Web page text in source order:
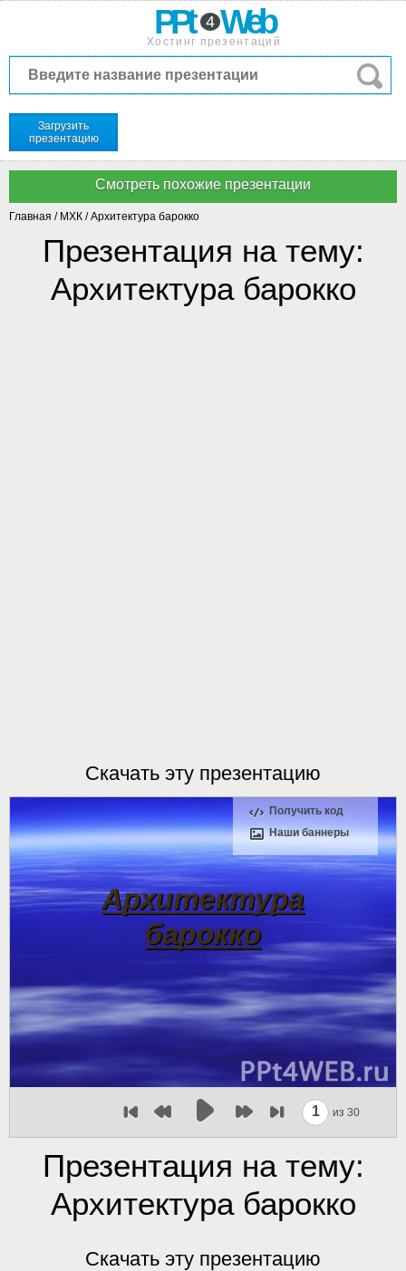
PPt 4 Web
Хостинг презентаций
Загрузить
презентацию
Главная / МХК /Архитектура барокко
Презентация на тему:
Архитектура барокко
Скачать эту презентацию
Получить код
Наши баннеры
1 из 30
Презентация на тему:
Архитектура барокко
Скачать эту презентацию